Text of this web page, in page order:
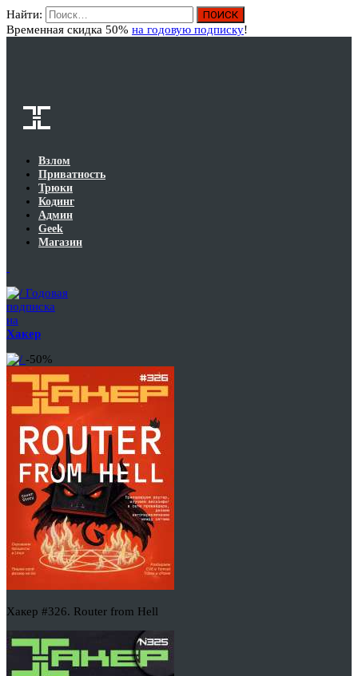
Найти:
Временная скидка 50% на годовую подписку!
Взлом
Приватность
Трюки
Кодинг
Админ
Geek
Магазин
Годовая
подписка
на
Хакер
-50%
Хакер #326. Router from Hell